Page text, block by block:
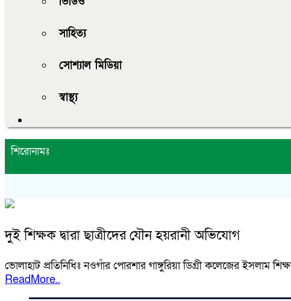
সাহিত্য
সোশ্যাল মিডিয়া
স্বাস্থ্য
শিরোনামঃ
দুই শিক্ষক দ্বারা ছাত্রীদের যৌন হয়রানী অভিযোগ
ভোলাহাট প্রতিনিধিঃ নওগাঁর পোরশার গাঙ্গুরিয়া ডিগ্রী কলেজের ইসলাম
ReadMore..